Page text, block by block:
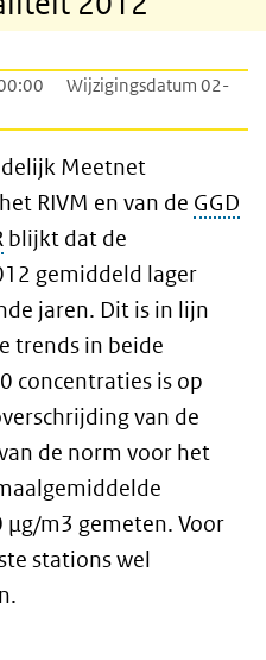
Wijzigingsdatum 02-
Meetnet
RIVM en van de GGD
blijkt dat de
gemiddeld lager
jaren. Dit is in lijn
trends in beide
concentraties is op
van de
de norm voor het
µg/m3 gemeten. Voor
stations wel